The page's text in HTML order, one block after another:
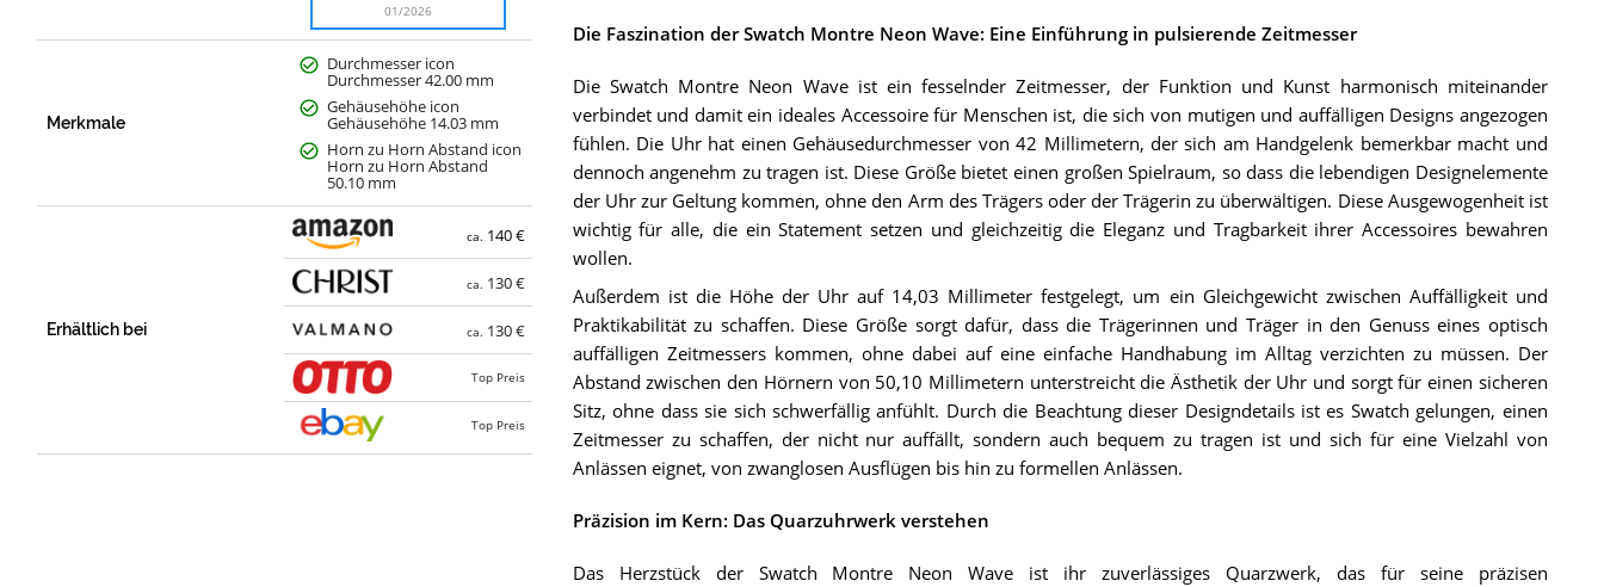
01/2026
Merkmale
Durchmesser icon
Durchmesser 42.00 mm
Gehäusehöhe icon
Gehäusehöhe 14.03 mm
Horn zu Horn Abstand icon
Horn zu Horn Abstand
50.10 mm
Erhältlich bei
ca. 140 €
ca. 130 €
ca. 130 €
Top Preis
Top Preis
Die Faszination der Swatch Montre Neon Wave: Eine Einführung in pulsierende Zeitmesser
Die Swatch Montre Neon Wave ist ein fesselnder Zeitmesser, der Funktion und Kunst harmonisch miteinander
verbindet und damit ein ideales Accessoire für Menschen ist, die sich von mutigen und auffälligen Designs angezogen
fühlen. Die Uhr hat einen Gehäusedurchmesser von 42 Millimetern, der sich am Handgelenk bemerkbar macht und
dennoch angenehm zu tragen ist. Diese Größe bietet einen großen Spielraum, so dass die lebendigen Designelemente
der Uhr zur Geltung kommen, ohne den Arm des Trägers oder der Trägerin zu überwältigen. Diese Ausgewogenheit ist
wichtig für alle, die ein Statement setzen und gleichzeitig die Eleganz und Tragbarkeit ihrer Accessoires bewahren
wollen.
Außerdem ist die Höhe der Uhr auf 14,03 Millimeter festgelegt, um ein Gleichgewicht zwischen Auffälligkeit und
Praktikabilität zu schaffen. Diese Größe sorgt dafür, dass die Trägerinnen und Träger in den Genuss eines optisch
auffälligen Zeitmessers kommen, ohne dabei auf eine einfache Handhabung im Alltag verzichten zu müssen. Der
Abstand zwischen den Hörnern von 50,10 Millimetern unterstreicht die Ästhetik der Uhr und sorgt für einen sicheren
Sitz, ohne dass sie sich schwerfällig anfühlt. Durch die Beachtung dieser Designdetails ist es Swatch gelungen, einen
Zeitmesser zu schaffen, der nicht nur auffällt, sondern auch bequem zu tragen ist und sich für eine Vielzahl von
Anlässen eignet, von zwanglosen Ausflügen bis hin zu formellen Anlässen.
Präzision im Kern: Das Quarzuhrwerk verstehen
Das Herzstück der Swatch Montre Neon Wave ist ihr zuverlässiges Quarzwerk, das für seine präzisen